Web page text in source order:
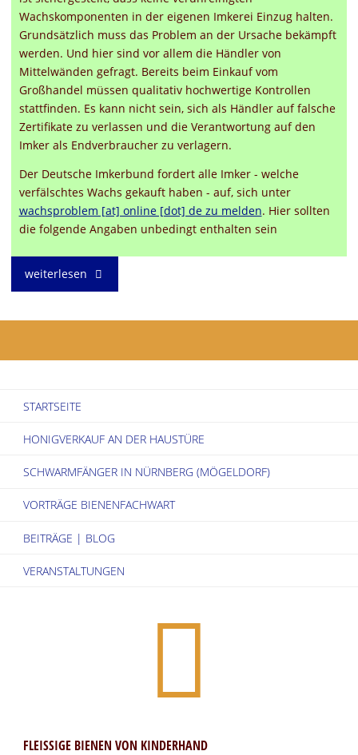
Wachskomponenten in der eigenen Imkerei Einzug halten.
Grundsätzlich muss das Problem an der Ursache bekämpft
werden. Und hier sind vor allem die Händler von
Mittelwänden gefragt. Bereits beim Einkauf vom
Großhandel müssen qualitativ hochwertige Kontrollen
stattfinden. Es kann nicht sein, sich als Händler auf falsche
Zertifikate zu verlassen und die Verantwortung auf den
Imker als Endverbraucher zu verlagern.
Der Deutsche Imkerbund fordert alle Imker - welche
verfälschtes Wachs gekauft haben - auf, sich unter
wachsproblem [at] online [dot] de zu melden. Hier sollten
die folgende Angaben unbedingt enthalten sein
weiterlesen"Mit
für
Imker
zu
großem
STARTSEITE
HONIGVERKAUF AN DER HAUSTÜRE
SCHWARMFÄNGER IN NÜRNBERG (MÖGELDORF)
VORTRÄGE BIENENFACHWART
BEITRÄGE | BLOG
VERANSTALTUNGEN
FLEISSIGE BIENEN VON KINDERHAND